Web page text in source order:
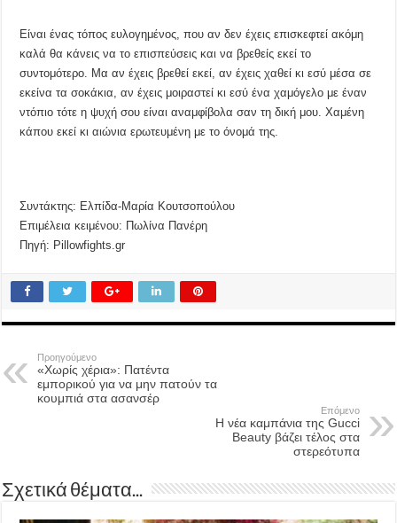
Είναι ένας τόπος ευλογημένος, που αν δεν έχεις επισκεφτεί ακόμη
καλά θα κάνεις να το επισπεύσεις και να βρεθείς εκεί το
συντομότερο. Μα αν έχεις βρεθεί εκεί, αν έχεις χαθεί κι εσύ μέσα σε
εκείνα τα σοκάκια, αν έχεις μοιραστεί κι εσύ ένα χαμόγελο με έναν
ντόπιο τότε η ψυχή σου είναι αναμφίβολα σαν τη δική μου. Χαμένη
κάπου εκεί κι αιώνια ερωτευμένη με το όνομά της.
Συντάκτης: Ελπίδα-Μαρία Κουτσοπούλου
Επιμέλεια κειμένου: Πωλίνα Πανέρη
Πηγή: Pillowfights.gr
Προηγούμενο
«Χωρίς χέρια»: Πατέντα
εμπορικού για να μην πατούν τα
κουμπιά στα ασανσέρ
Επόμενο
Η νέα καμπάνια της Gucci
Beauty βάζει τέλος στα
στερεότυπα
Σχετικά θέματα...